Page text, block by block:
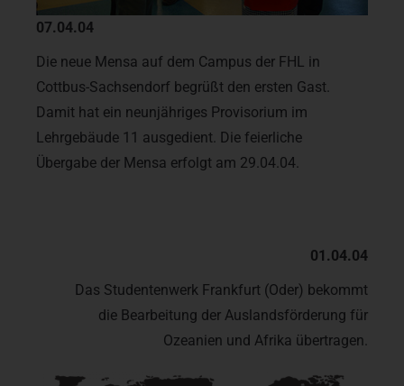
07.04.04
Die neue Mensa auf dem Campus der FHL in
Cottbus-Sachsendorf begrüßt den ersten Gast.
Damit hat ein neunjähriges Provisorium im
Lehrgebäude 11 ausgedient. Die feierliche
Übergabe der Mensa erfolgt am 29.04.04.
01.04.04
Das Studentenwerk Frankfurt (Oder) bekommt
die Bearbeitung der Auslandsförderung für
Ozeanien und Afrika übertragen.